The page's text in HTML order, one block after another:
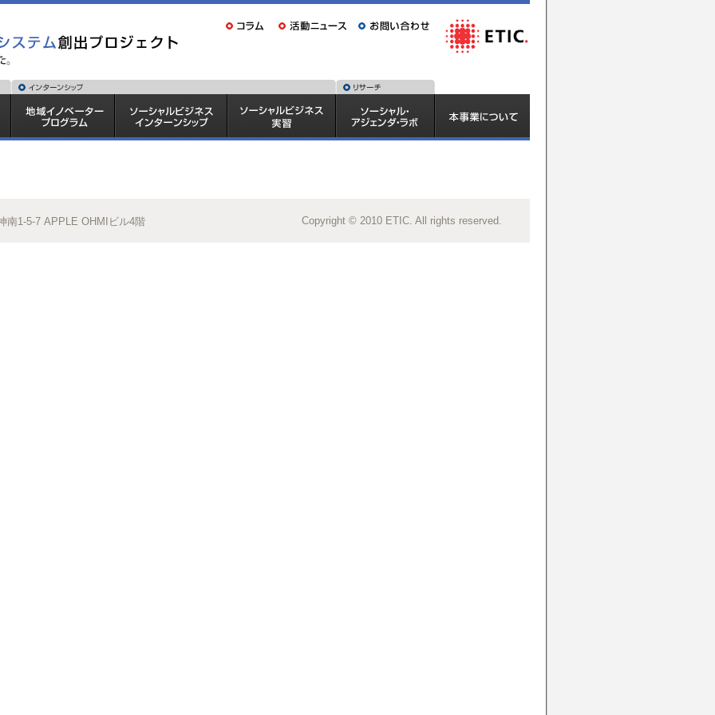
南1-5-7 APPLE OHMIビル4階 Copyright © 2010 ETIC. All rights reserved.